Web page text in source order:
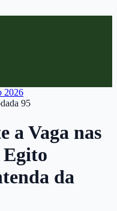
2026
95
a Vaga nas
da